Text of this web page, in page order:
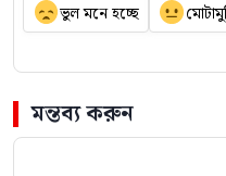
ভুল মনে হচ্ছে
মন্তব্য করুন